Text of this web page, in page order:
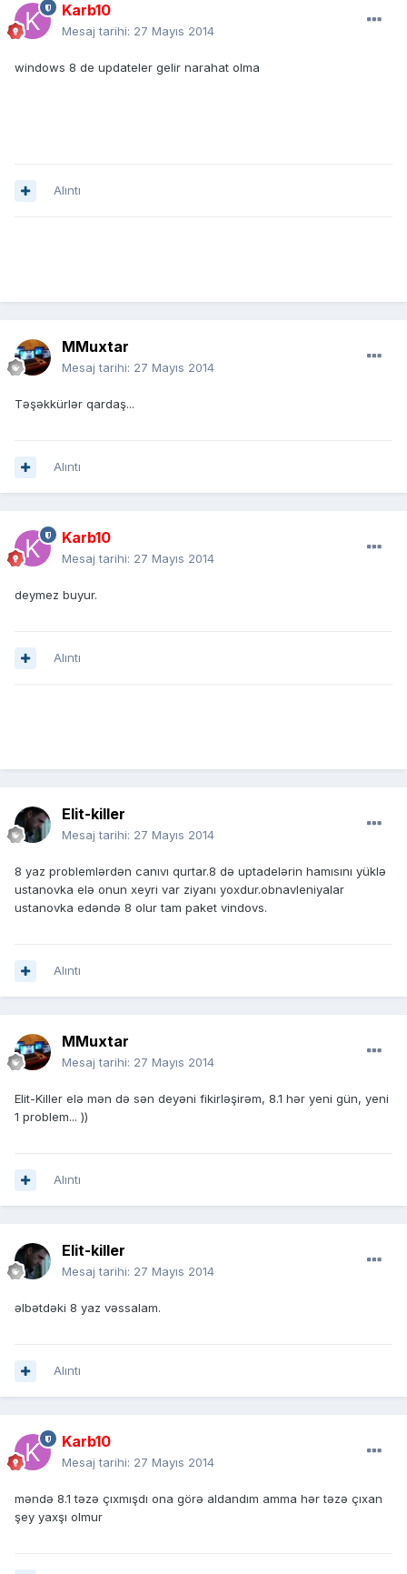
Karb10
Mesaj tarihi: 27 Mayıs 2014
windows 8 de updateler gelir narahat olma
Alıntı
MMuxtar
Mesaj tarihi: 27 Mayıs 2014
Təşəkkürlər qardaş...
Alıntı
Karb10
Mesaj tarihi: 27 Mayıs 2014
deymez buyur.
Alıntı
Elit-killer
Mesaj tarihi: 27 Mayıs 2014
8 yaz problemlərdən canıvı qurtar.8 də uptadelərin hamısını yüklə
ustanovka elə onun xeyri var ziyanı yoxdur.obnavleniyalar
ustanovka edəndə 8 olur tam paket vindovs.
Alıntı
MMuxtar
Mesaj tarihi: 27 Mayıs 2014
Elit-Killer elə mən də sən deyəni fikirləşirəm, 8.1 hər yeni gün, yeni
1 problem... ))
Alıntı
Elit-killer
Mesaj tarihi: 27 Mayıs 2014
əlbətdəki 8 yaz vəssalam.
Alıntı
Karb10
Mesaj tarihi: 27 Mayıs 2014
məndə 8.1 təzə çıxmışdı ona görə aldandım amma hər təzə çıxan
şey yaxşı olmur